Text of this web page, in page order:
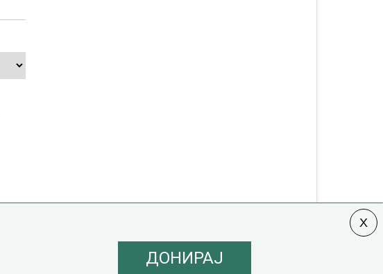
ДОНИРАЈ